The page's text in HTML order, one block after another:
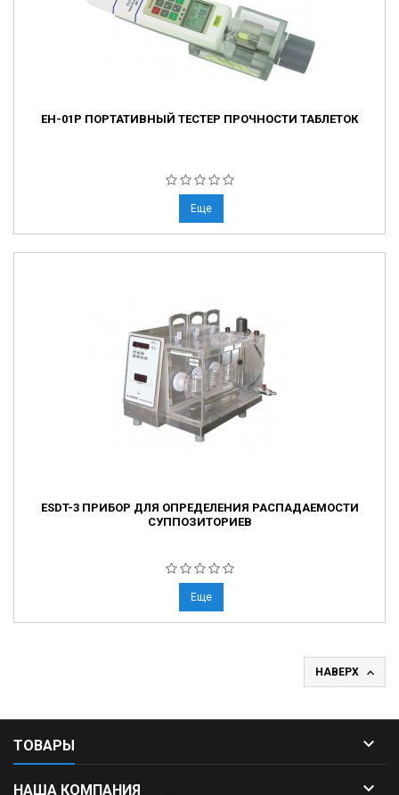
EH-01P ПОРТАТИВНЫЙ ТЕСТЕР ПРОЧНОСТИ ТАБЛЕТОК
Еще
ESDT-3 ПРИБОР ДЛЯ ОПРЕДЕЛЕНИЯ РАСПАДАЕМОСТИ
СУППОЗИТОРИЕВ
Еще
НАВЕРХ 
ТОВАРЫ 
НАША КОМПАНИЯ 